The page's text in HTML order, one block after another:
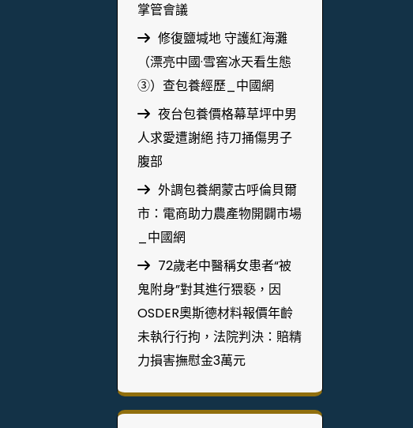
掌管會議
修復鹽堿地 守護紅海灘
（漂亮中國·雪窖冰天看生態
③）查包養經歷_中國網
夜台包養價格幕草坪中男
人求愛遭謝絕 持刀捅傷男子
腹部
外調包養網蒙古呼倫貝爾
市：電商助力農產物開闢市場
_中國網
72歲老中醫稱女患者“被
鬼附身”對其進行猥褻，因
OSDER奧斯德材料報價年齡
未執行行拘，法院判決：賠精
力損害撫慰金3萬元